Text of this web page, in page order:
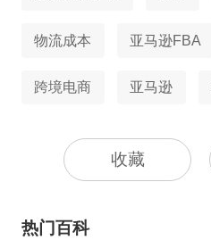
物流成本 亚马逊FBA
跨境电商 亚马逊
收藏
热门百科